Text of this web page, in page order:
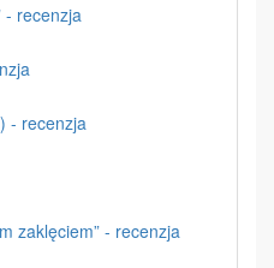
- recenzja
- recenzja
zaklęciem” - recenzja